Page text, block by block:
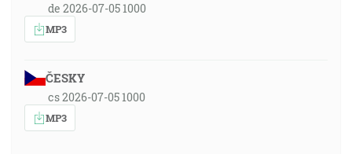
de 2026-07-05 1000
MP3
ČESKY
cs 2026-07-05 1000
MP3